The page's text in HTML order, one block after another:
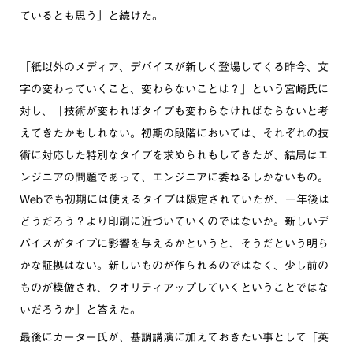
ているとも思う」と続けた。
「紙以外のメディア、デバイスが新しく登場してくる昨今、文
字の変わっていくこと、変わらないことは？」という宮崎氏に
対し、「技術が変わればタイプも変わらなければならないと考
えてきたかもしれない。初期の段階においては、それぞれの技
術に対応した特別なタイプを求められもしてきたが、結局はエ
ンジニアの問題であって、エンジニアに委ねるしかないもの。
Webでも初期には使えるタイプは限定されていたが、一年後は
どうだろう？より印刷に近づいていくのではないか。新しいデ
バイスがタイプに影響を与えるかというと、そうだという明ら
かな証拠はない。新しいものが作られるのではなく、少し前の
ものが模倣され、クオリティアップしていくということではな
いだろうか」と答えた。
最後にカーター氏が、基調講演に加えておきたい事として「英